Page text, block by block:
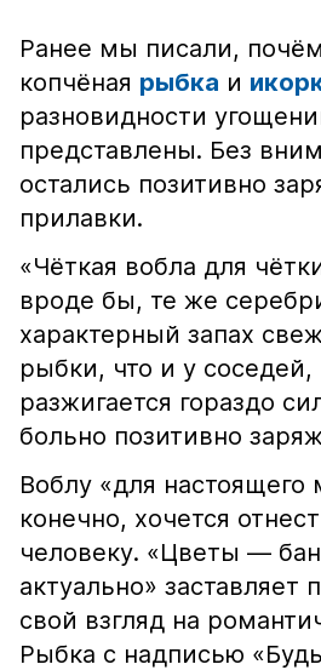
Ранее мы писали,
копчёная рыбка и
разновидности
представлены. Без
остались позитивно
прилавки.
«Чёткая вобла для
вроде бы, те же
характерный запах
рыбки, что и у соседей,
разжигается гораздо
больно позитивно
Воблу «для настоящего
конечно, хочется
человеку. «Цветы —
актуально» заставляет
свой взгляд на
Рыбка с надписью